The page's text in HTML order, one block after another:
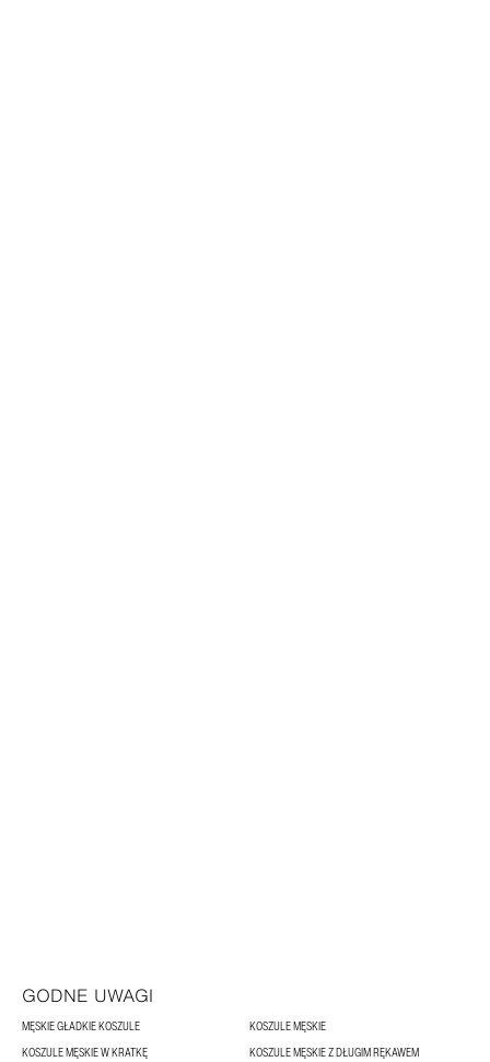
GODNE UWAGI
MĘSKIE GŁADKIE KOSZULE
KOSZULE MĘSKIE
KOSZULE MĘSKIE W KRATKĘ
KOSZULE MĘSKIE Z DŁUGIM RĘKAWEM